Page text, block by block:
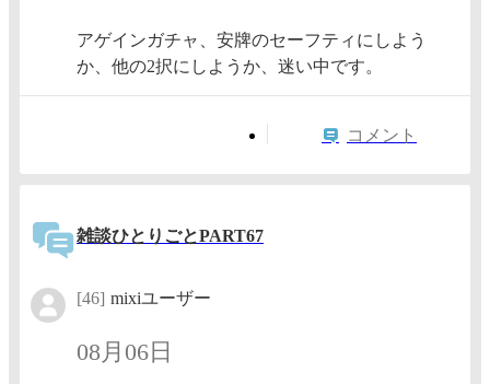
アゲインガチャ、安牌のセーフティにしよう
か、他の2択にしようか、迷い中です。
コメント
雑談ひとりごとPART67
[46] mixiユーザー
08月06日